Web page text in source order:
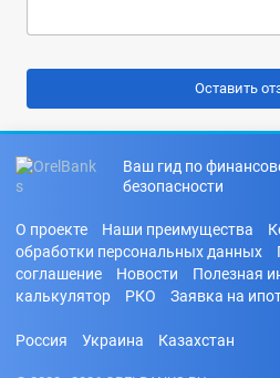
Ваш гид по
безопасности
О проекте Наши преимущества
обработки персональных данных
соглашение
Новости Полезная
калькулятор
РКО Заявка на
Россия Украина Казахстан